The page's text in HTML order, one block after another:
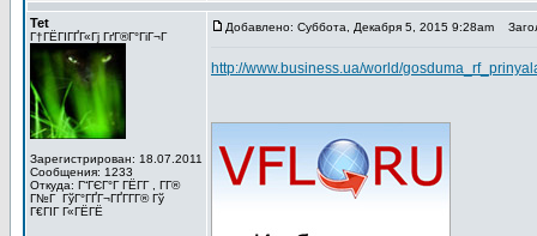
Tet
Г†ГЁГІГҐГ«Гј ГґГ®Г°ГіГ¬Г
Зарегистрирован: 18.07.2011
Сообщения: 1233
Откуда: Г“ГЄГ°Г ГЁГ­Г , Г­Г®
Г№Г ГўГ°ГҐГ¬ГҐГ­Г­Г® Гў
Г€ГІГ Г«ГЁГЁ
Добавлено: Суббота, Декабря 5, 2015 9:28am
http://www.business.ua/world/